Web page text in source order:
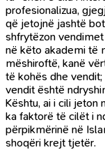
profesionalizua,
që jetojnë jashtë
shfrytëzon
në këto akademi të
mëshiroftë, kanë
të kohës dhe
vendit është
Kështu, ai i cili jeton
ka faktorë të cilët i
përpikmërinë në
shoqëri krejt tjetër.